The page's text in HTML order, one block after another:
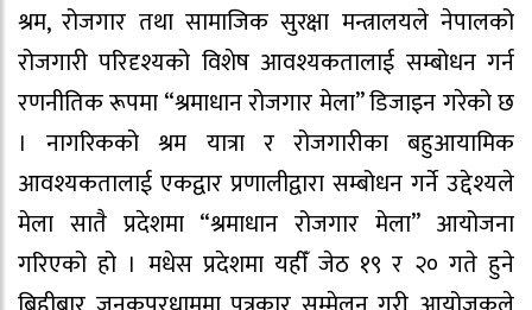
श्रम, रोजगार तथा सामाजिक सुरक्षा मन्त्रालयले नेपालको
रोजगारी परिदृश्यको विशेष आवश्यकतालाई सम्बोधन गर्न
रणनीतिक रूपमा “श्रमाधान रोजगार मेला” डिजाइन गरेको छ
। नागरिकको श्रम यात्रा र रोजगारीका बहुआयामिक
आवश्यकतालाई एकद्वार प्रणालीद्वारा सम्बोधन गर्ने उद्देश्यले
मेला सातै प्रदेशमा “श्रमाधान रोजगार मेला” आयोजना
गरिएको हो । मधेस प्रदेशमा यहीँ जेठ १९ र २० गते हुने